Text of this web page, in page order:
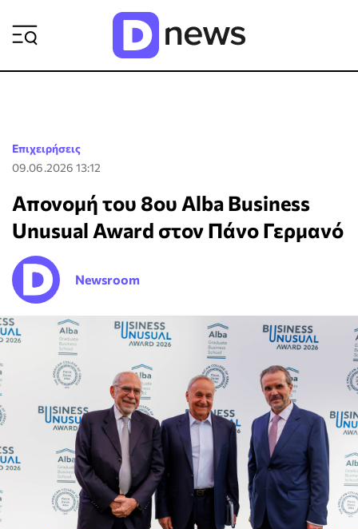
Επιχειρήσεις
09.06.2026 13:12
Απονομή του 8ου Alba Business
Unusual Award στον Πάνο Γερμανό
Newsroom